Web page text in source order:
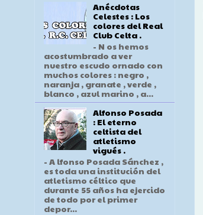
Anécdotas
Celestes : Los
colores del Real
Club Celta .
- N os hemos
acostumbrado a ver
nuestro escudo ornado con
muchos colores : negro ,
naranja , granate , verde ,
blanco , azul marino , a...
Alfonso Posada
: El eterno
celtista del
atletismo
vigués .
- A lfonso Posada Sánchez ,
es toda una institución del
atletismo céltico que
durante 55 años ha ejercido
de todo por el primer
depor...